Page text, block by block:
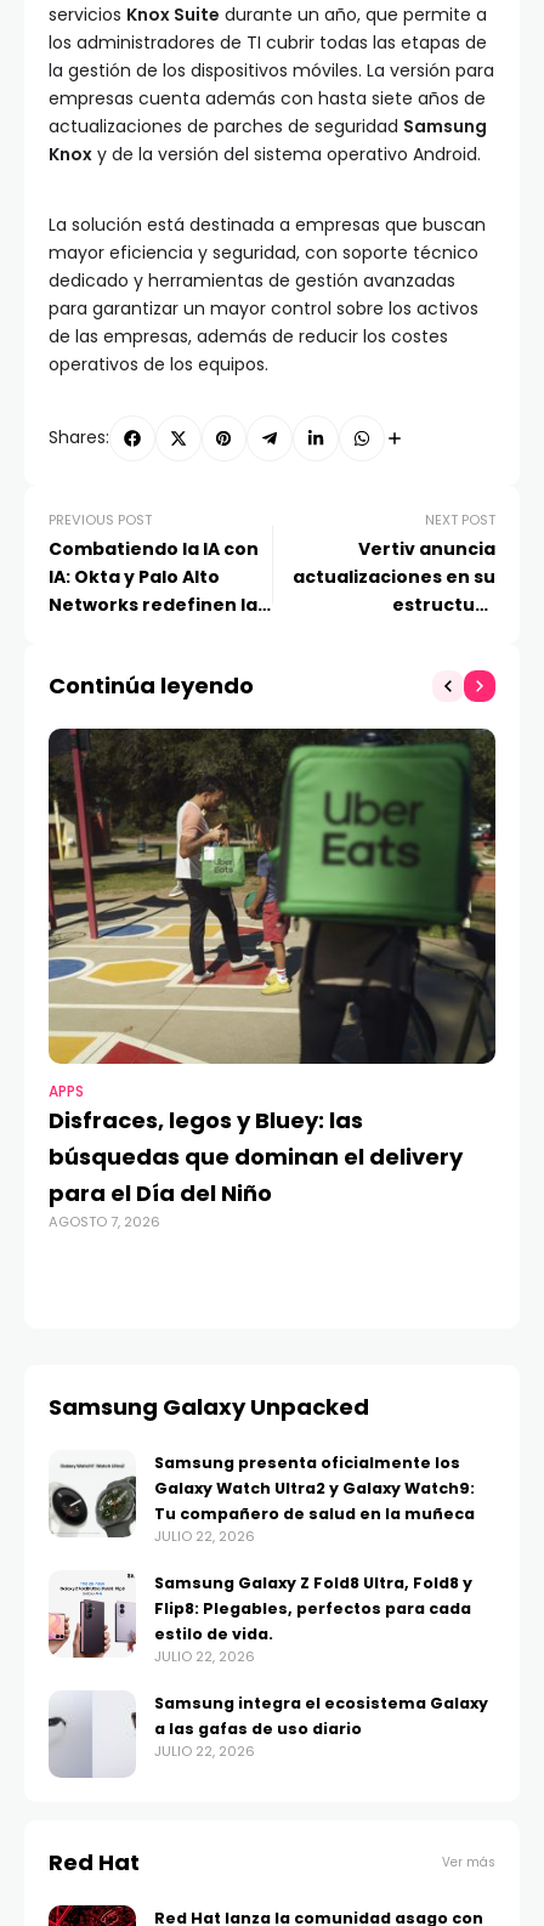
servicios Knox Suite durante un año, que permite a
los administradores de TI cubrir todas las etapas de
la gestión de los dispositivos móviles. La versión para
empresas cuenta además con hasta siete años de
actualizaciones de parches de seguridad Samsung
Knox y de la versión del sistema operativo Android.
La solución está destinada a empresas que buscan
mayor eficiencia y seguridad, con soporte técnico
dedicado y herramientas de gestión avanzadas
para garantizar un mayor control sobre los activos
de las empresas, además de reducir los costes
operativos de los equipos.
Shares:
PREVIOUS POST
Combatiendo la IA con
IA: Okta y Palo Alto
Networks redefinen la
NEXT POST
Vertiv anuncia
actualizaciones en su
estructura
Nombramientos
Continúa leyendo
APPS
Disfraces, legos y Bluey: las
búsquedas que dominan el delivery
para el Día del Niño
AGOSTO 7, 2026
Samsung Galaxy Unpacked
Samsung presenta oficialmente los
Galaxy Watch Ultra2 y Galaxy Watch9:
Tu compañero de salud en la muñeca
JULIO 22, 2026
Samsung Galaxy Z Fold8 Ultra, Fold8 y
Flip8: Plegables, perfectos para cada
estilo de vida.
JULIO 22, 2026
Samsung integra el ecosistema Galaxy
a las gafas de uso diario
JULIO 22, 2026
Red Hat Ver más
Red Hat lanza la comunidad asago con